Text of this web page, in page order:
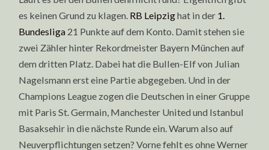
es keinen Grund zu klagen. RB Leipzighat in der 1.
Bundesliga 21 Punkte auf dem Konto. Damit stehen sie
zwei Zähler hinter Rekordmeister Bayern München auf
dem dritten Platz. Dabei hat die Bullen-Elf von Julian
Nagelsmann erst eine Partie abgegeben. Und in der
Champions League zogen die Deutschen in einer Gruppe
mit Paris St. Germain, Manchester United und Istanbul
Basaksehir in die nächste Runde ein. Warum also auf
Neuverpflichtungen setzen? Vorne fehlt es ohne Werner